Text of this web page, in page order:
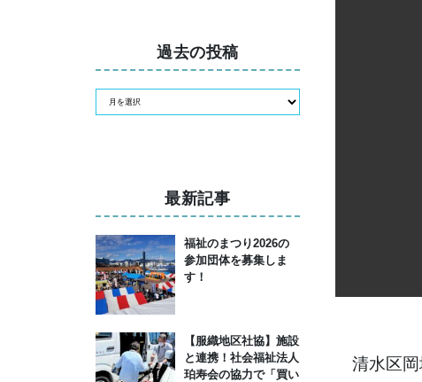
過去の投稿
最新記事
福祉のまつり2026の
参加団体を募集しま
す！
【服織地区社協】施設
と連携！社会福祉法人
珀寿会の協力で「買い
清水区岡